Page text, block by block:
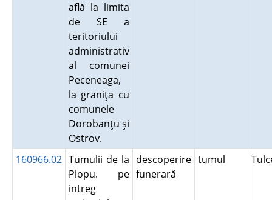
află la limita
de SE a
teritoriului
administrativ
al comunei
Peceneaga,
la graniţa cu
comunele
Dorobanţu şi
Ostrov.
160966.02 Tumulii de la
Plopu. pe
intreg
descoperire
funerară
tumul